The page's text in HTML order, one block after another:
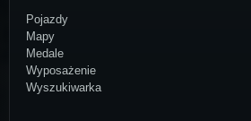
Pojazdy
Mapy
Medale
Wyposażenie
Wyszukiwarka